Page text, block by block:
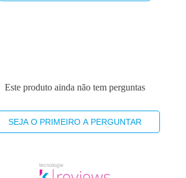
Este produto ainda não tem perguntas
SEJA O PRIMEIRO A PERGUNTAR